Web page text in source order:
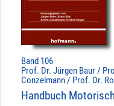
Band 106
Prof. Dr. Jürgen Baur /
Conzelmann / Prof. Dr.
Handbuch